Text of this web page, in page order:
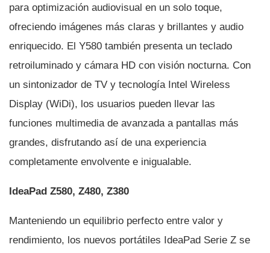
para optimización audiovisual en un solo toque,
ofreciendo imágenes más claras y brillantes y audio
enriquecido. El Y580 también presenta un teclado
retroiluminado y cámara HD con visión nocturna. Con
un sintonizador de TV y tecnologí­a Intel Wireless
Display (WiDi), los usuarios pueden llevar las
funciones multimedia de avanzada a pantallas más
grandes, disfrutando así­ de una experiencia
completamente envolvente e inigualable.
IdeaPad Z580, Z480, Z380
Manteniendo un equilibrio perfecto entre valor y
rendimiento, los nuevos portátiles IdeaPad Serie Z se